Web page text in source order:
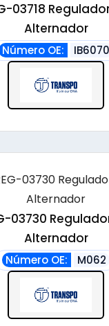
03718
Alternador
Número OE: IB6070
03730
Alternador
Número OE: M062